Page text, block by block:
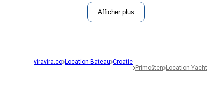
Afficher plus
viravira.co Location Bateau Croatie
Primošten Location Yacht